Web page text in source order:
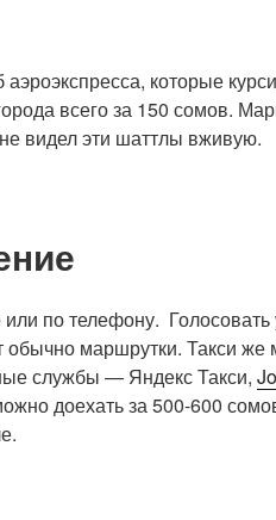
которые
всего за 150 сомов.
видел эти шаттлы вживую.
по телефону.
обычно маршрутки. Такси
службы — Яндекс Такси,
доехать за 500-600